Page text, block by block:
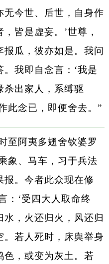
无今世、后世，自身作
皆是虚妄。’世尊，
瓜，彼亦如是。我问
我即自念言：‘我是
杀出家人，系缚驱
此念已，即便舍去。”
至阿夷多翅舍钦婆罗
象、马车，习于兵法
报。今者此众现在修
：‘受四大人取命终
，火还归火，风还归
。若人死时，床舆举身
色，或变为灰土。若